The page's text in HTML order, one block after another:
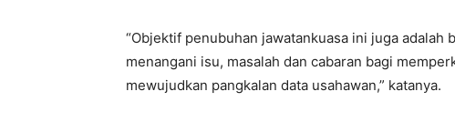
“Objektif penubuhan jawatankuasa ini juga
menangani isu, masalah dan cabaran bagi
mewujudkan pangkalan data usahawan,” katanya.